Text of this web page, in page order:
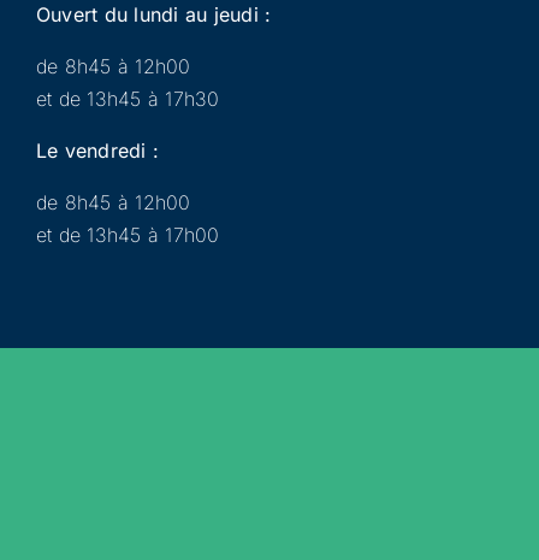
Ouvert du lundi au jeudi :
de 8h45 à 12h00
et de 13h45 à 17h30
Le vendredi :
de 8h45 à 12h00
et de 13h45 à 17h00